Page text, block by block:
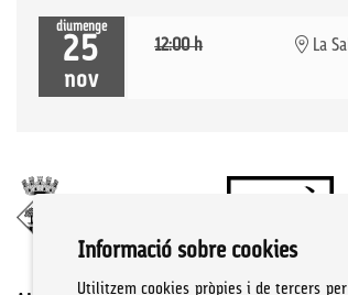
diumenge
25
nov
12:00 h La
Informació sobre cookies
Utilitzem cookies pròpies i de tercers